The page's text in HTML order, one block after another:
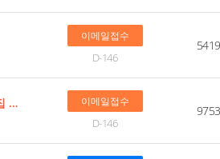
이메일접수
D-146
기술 [강원] 원주시 2026년 중소기업 지식재산 국내 분쟁 지원 사업 수시 모집 공고 이메일접수
D-146